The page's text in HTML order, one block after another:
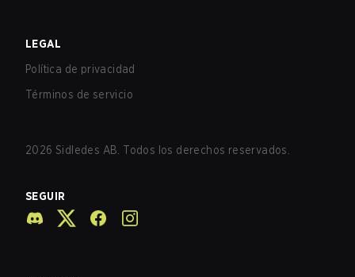
LEGAL
Política de privacidad
Términos de servicio
2026 Sidledes AB. Todos los derechos reservados.
SEGUIR